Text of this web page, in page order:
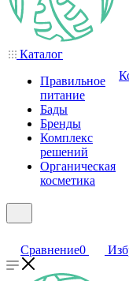
Каталог
Правильное
питание
Бады
Бренды
Комплекс
решений
Органическая
косметика
Сравнение0